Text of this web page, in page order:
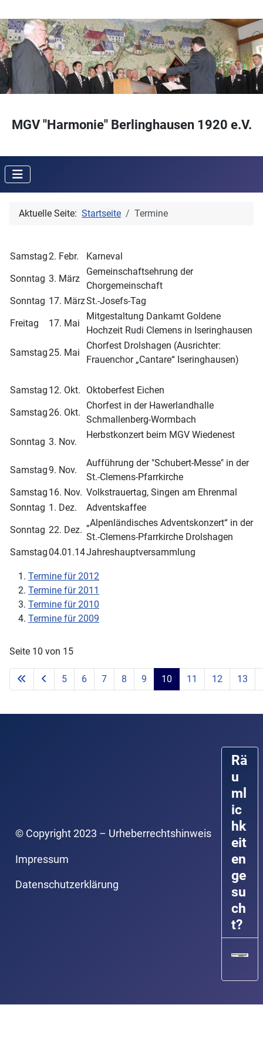
MGV "Harmonie" Berlinghausen 1920 e.V.
Aktuelle Seite: Startseite Termine
Samstag2. Febr.
Karneval
Sonntag 3. März
Gemeinschaftsehrung der
Chorgemeinschaft
Sonntag 17. MärzSt.-Josefs-Tag
Freitag
17. Mai
Mitgestaltung Dankamt Goldene
Hochzeit Rudi Clemens in Iseringhausen
Samstag25. Mai
Chorfest Drolshagen (Ausrichter:
Frauenchor „Cantare“ Iseringhausen)
Samstag 12. Okt.
Oktoberfest Eichen
Samstag26. Okt.
Chorfest in der Hawerlandhalle
Schmallenberg-Wormbach
Sonntag
Samstag
3. Nov.
9. Nov.
Herbstkonzert beim MGV Wiedenest
Aufführung der "Schubert-Messe" in der
St.-Clemens-Pfarrkirche
Samstag 16. Nov. Volkstrauertag, Singen am Ehrenmal
Sonntag 1. Dez.
Adventskaffee
Sonntag 22. Dez.
„Alpenländisches Adventskonzert“ in der
St.-Clemens-Pfarrkirche Drolshagen
Samstag 04.01.14Jahreshauptversammlung
Termine für 2012
Termine für 2011
Termine für 2010
Termine für 2009
Seite 10 von 15
5 6 7 8 9 10 11 12 13
© Copyright 2023 – Urheberrechtshinweis
Impressum
Datenschutzerklärung
Rä
u
ml
ic
hk
eit
en
ge
su
ch
t?